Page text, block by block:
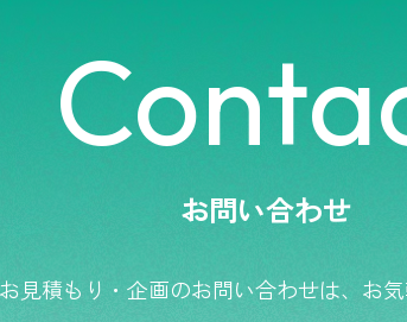
お問い合わせ
見積もり・企画のお問い合わせは、 お